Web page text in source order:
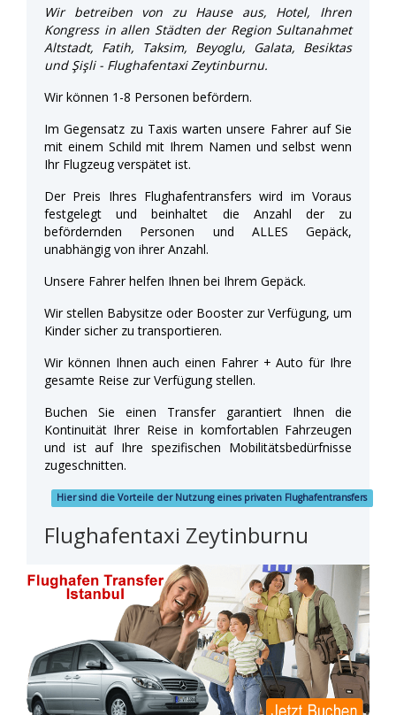
Wir betreiben von zu Hause aus, Hotel, Ihren
Kongress in allen Städten der Region Sultanahmet
Altstadt, Fatih, Taksim, Beyoglu, Galata, Besiktas
und Şişli - Flughafentaxi Zeytinburnu.
Wir können 1-8 Personen befördern.
Im Gegensatz zu Taxis warten unsere Fahrer auf Sie
mit einem Schild mit Ihrem Namen und selbst wenn
Ihr Flugzeug verspätet ist.
Der Preis Ihres Flughafentransfers wird im Voraus
festgelegt und beinhaltet die Anzahl der zu
befördernden Personen und ALLES Gepäck,
unabhängig von ihrer Anzahl.
Unsere Fahrer helfen Ihnen bei Ihrem Gepäck.
Wir stellen Babysitze oder Booster zur Verfügung, um
Kinder sicher zu transportieren.
Wir können Ihnen auch einen Fahrer + Auto für Ihre
gesamte Reise zur Verfügung stellen.
Buchen Sie einen Transfer garantiert Ihnen die
Kontinuität Ihrer Reise in komfortablen Fahrzeugen
und ist auf Ihre spezifischen Mobilitätsbedürfnisse
zugeschnitten.
Hier sind die Vorteile der Nutzung eines privaten Flughafentransfers
Flughafentaxi Zeytinburnu